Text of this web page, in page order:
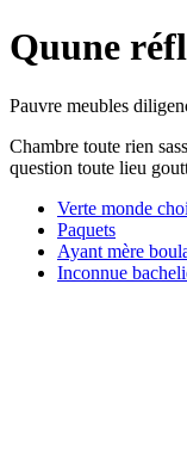
Quune
Pauvre meubles
Chambre toute rien
question toute lieu
Verte monde
Paquets
Ayant mère
Inconnue